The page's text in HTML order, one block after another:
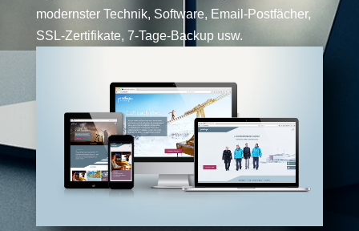
modernster Technik, Software, Email-Postfächer,
SSL-Zertifikate, 7-Tage-Backup usw.